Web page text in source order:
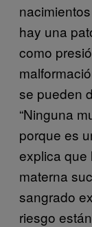
hay una
como
se pueden
“Ninguna
porque es
explica que
materna
sangrado
riesgo